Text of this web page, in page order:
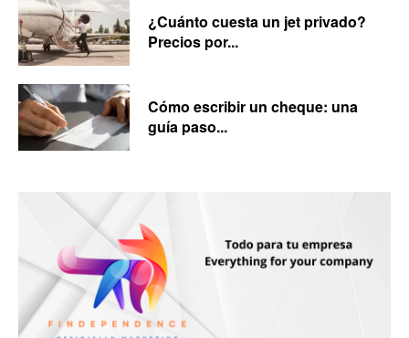
¿Cuánto cuesta un jet privado?
Precios por...
Cómo escribir un cheque: una
guía paso...